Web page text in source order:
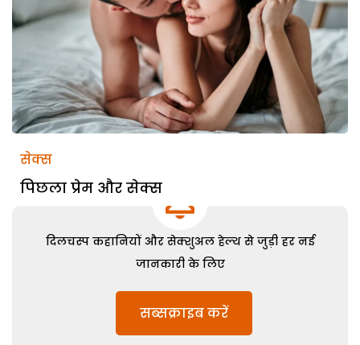
सेक्स
पिछला प्रेम और सेक्स
दिलचस्प कहानियों और सेक्शुअल हेल्थ से जुड़ी हर नई
जानकारी के लिए
सब्सक्राइब करें